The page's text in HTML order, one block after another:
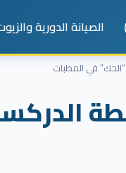
الصيانة الدورية
في المطبات